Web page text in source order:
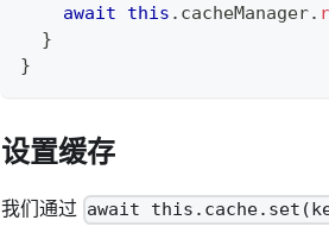
await
this . cacheManager.
}
}
设置缓存
我们通过 await